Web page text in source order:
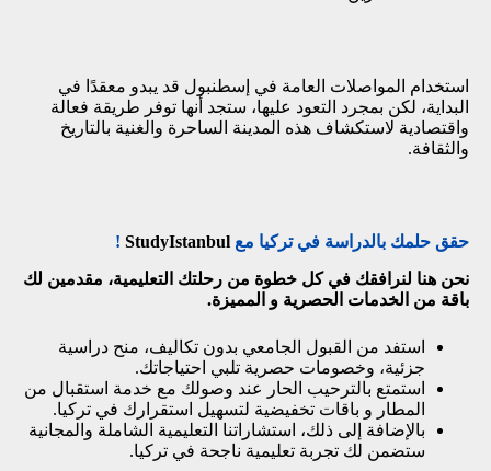
استخدام المواصلات العامة في إسطنبول قد يبدو معقدًا في
البداية، لكن بمجرد التعود عليها، ستجد أنها توفر طريقة فعالة
واقتصادية لاستكشاف هذه المدينة الساحرة والغنية بالتاريخ
والثقافة.
حقق حلمك بالدراسة في تركيا مع StudyIstanbul
!
نحن هنا لنرافقك في كل خطوة من رحلتك التعليمية، مقدمين لك
باقة من الخدمات الحصرية و المميزة.
استفد من القبول الجامعي بدون تكاليف، منح دراسية
جزئية، وخصومات حصرية تلبي احتياجاتك.
استمتع بالترحيب الحار عند وصولك مع خدمة استقبال من
المطار و باقات تخفيضية لتسهيل استقرارك في تركيا.
بالإضافة إلى ذلك، استشاراتنا التعليمية الشاملة والمجانية
ستضمن لك تجربة تعليمية ناجحة في تركيا.